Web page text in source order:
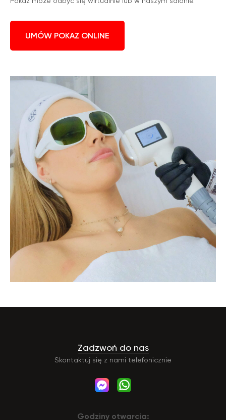
UMÓW POKAZ ONLINE
Skontaktuj się z nami telefonicznie
Zadzwoń do nas
Godziny otwarcia: